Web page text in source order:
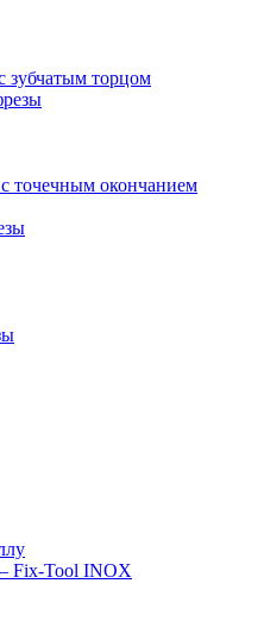
зубчатым торцом
точечным окончанием
Fix-Tool INOX